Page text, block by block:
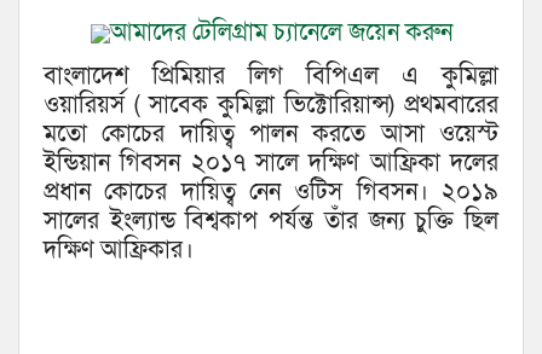
আমাদের টেলিগ্রাম চ্যানেলে জয়েন করুন
বাংলাদেশ প্রিমিয়ার লিগ বিপিএল এ কুমিল্লা
ওয়ারিয়র্স ( সাবেক কুমিল্লা ভিক্টোরিয়ান্স) প্রথমবারের
মতো কোচের দায়িত্ব পালন করতে আসা ওয়েস্ট
ইন্ডিয়ান গিবসন ২০১৭ সালে দক্ষিণ আফ্রিকা দলের
প্রধান কোচের দায়িত্ব নেন ওটিস গিবসন। ২০১৯
সালের ইংল্যান্ড বিশ্বকাপ পর্যন্ত তাঁর জন্য চুক্তি ছিল
দক্ষিণ আফ্রিকার।